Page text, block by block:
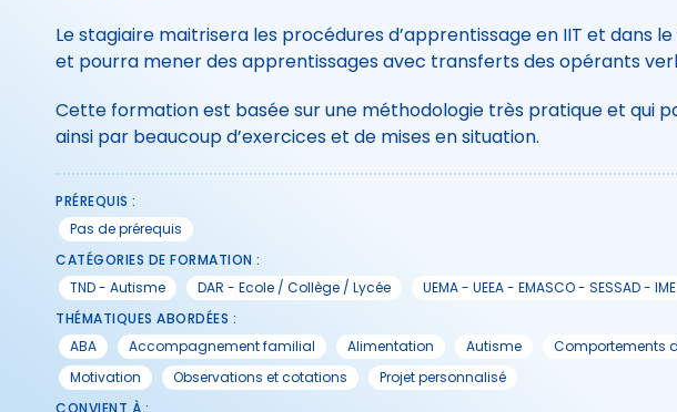
Le stagiaire maitrisera les procédures d’apprentissage en IIT et dans le
et pourra mener des apprentissages avec transferts des opérants
Cette formation est basée sur une méthodologie très pratique et qui
ainsi par beaucoup d’exercices et de mises en situation.
PRÉREQUIS :
Pas de prérequis
CATÉGORIES DE FORMATION :
TND - Autisme
DAR - Ecole / Collège / Lycée
UEMA - UEEA - EMASCO - SESSAD - IME
THÉMATIQUES ABORDÉES :
ABA
Accompagnement familial Alimentation Autisme
Comportements
Motivation
Observations et cotations
Projet personnalisé
CONVIENT À :